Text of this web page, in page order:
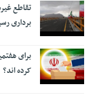
تقاطع
برداری
برای
کرده اند؟